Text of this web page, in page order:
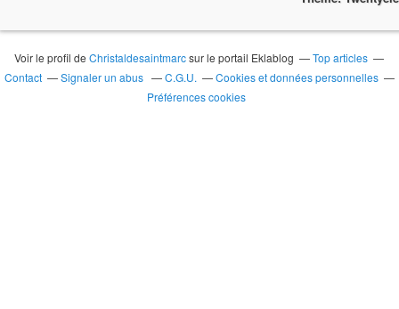
Voir le profil deChristaldesaintmarcsur le portail Eklablog
Top articles
Contact
Signaler un abus C.G.U.
Cookies et données personnelles
Préférences cookies